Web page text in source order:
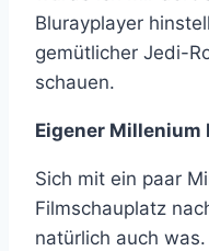
Blurayplayer
gemütlicher Jedi-
schauen.
Eigener Millenium
Sich mit ein paar
Filmschauplatz
natürlich auch